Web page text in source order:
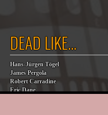
DEAD LIKE…
Hans-Jürgen Tögel
James Pergola
Robert Carradine
Eric Dane